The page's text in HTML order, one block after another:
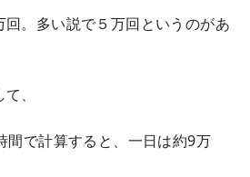
。多い説で５万回というのがあ
、
間で計算すると、一日は約9万